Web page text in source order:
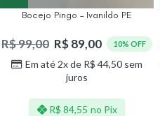
Bocejo Pingo – Ivanildo PE
R$99,00 R$89,00 10% OFF
Em até 2x de R$ 44,50sem
juros
R$ 84,55 no Pix